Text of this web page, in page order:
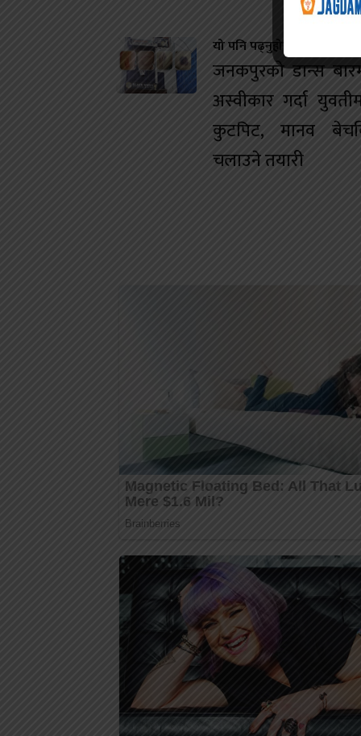
यो पनि पढ्नुहोस
जनकपुरको डान्स
अस्वीकार गर्दा
कुटपिट, मानव
चलाउने तयारी